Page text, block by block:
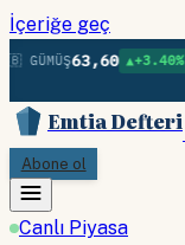
İçeriğe geç
GÜMÜŞ63,60 ▲+3.40% •
Emtia Defteri
Abone ol
Canlı Piyasa